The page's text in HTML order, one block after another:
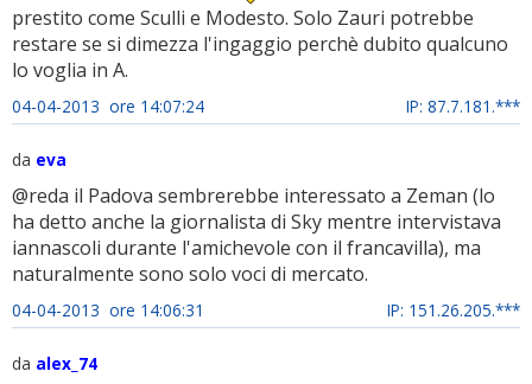
prestito come Sculli e Modesto. Solo Zauri potrebbe
restare se si dimezza l'ingaggio perchè dubito qualcuno
lo voglia in A.
04-04-2013 ore 14:07:24 IP: 87.7.181.***
da eva
@reda il Padova sembrerebbe interessato a Zeman (lo
ha detto anche la giornalista di Sky mentre intervistava
iannascoli durante l'amichevole con il francavilla), ma
naturalmente sono solo voci di mercato.
04-04-2013 ore 14:06:31 IP: 151.26.205.***
da alex_74